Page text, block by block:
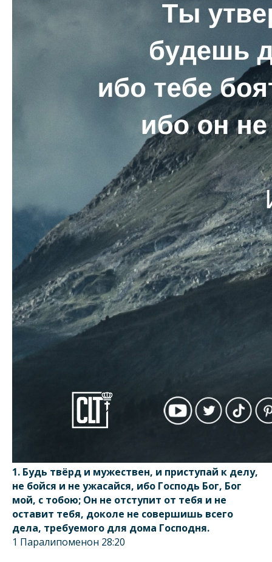
1. Будь твёрд и мужествен, и приступай к делу,
не бойся и не ужасайся, ибо Господь Бог, Бог
мой, с тобою; Он не отступит от тебя и не
оставит тебя, доколе не совершишь всего
дела, требуемого для дома Господня.
1 Паралипоменон 28:20